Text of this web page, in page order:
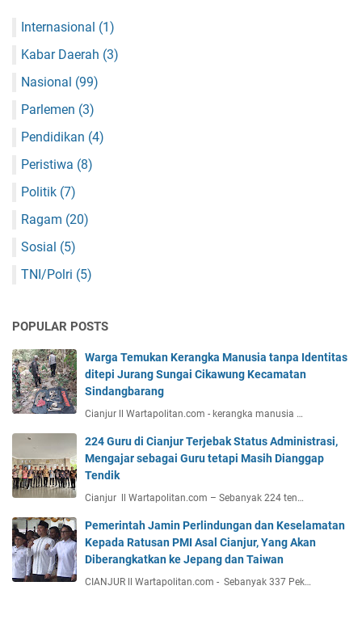
Internasional (1)
Kabar Daerah (3)
Nasional (99)
Parlemen (3)
Pendidikan (4)
Peristiwa (8)
Politik (7)
Ragam (20)
Sosial (5)
TNI/Polri (5)
POPULAR POSTS
Warga Temukan Kerangka Manusia tanpa Identitas
ditepi Jurang Sungai Cikawung Kecamatan
Sindangbarang
Cianjur ll Wartapolitan.com - kerangka manusia …
224 Guru di Cianjur Terjebak Status Administrasi,
Mengajar sebagai Guru tetapi Masih Dianggap
Tendik
Cianjur ll Wartapolitan.com – Sebanyak 224 ten…
Pemerintah Jamin Perlindungan dan Keselamatan
Kepada Ratusan PMI Asal Cianjur, Yang Akan
Diberangkatkan ke Jepang dan Taiwan
CIANJUR ll Wartapolitan.com - Sebanyak 337 Pek…